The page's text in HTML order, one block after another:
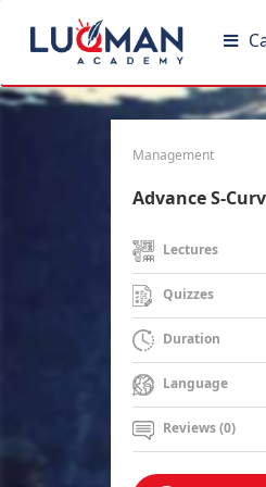
Management
Advance S-
Lectures
Quizzes
Duration
Language
Reviews (0)